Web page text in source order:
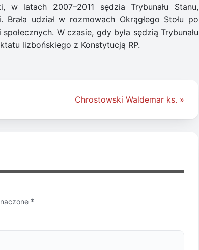
w latach 2007–2011 sędzia Trybunału Stanu,
udział w rozmowach Okrągłego Stołu po
W czasie, gdy była sędzią Trybunału
lizbońskiego z Konstytucją RP.
Chrostowski Waldemar ks. »
*